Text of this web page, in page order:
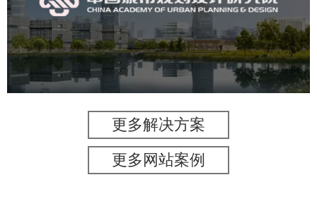
机构组织 国企 品牌官网 网站建设 网站设计
更多解决方案
更多网站案例